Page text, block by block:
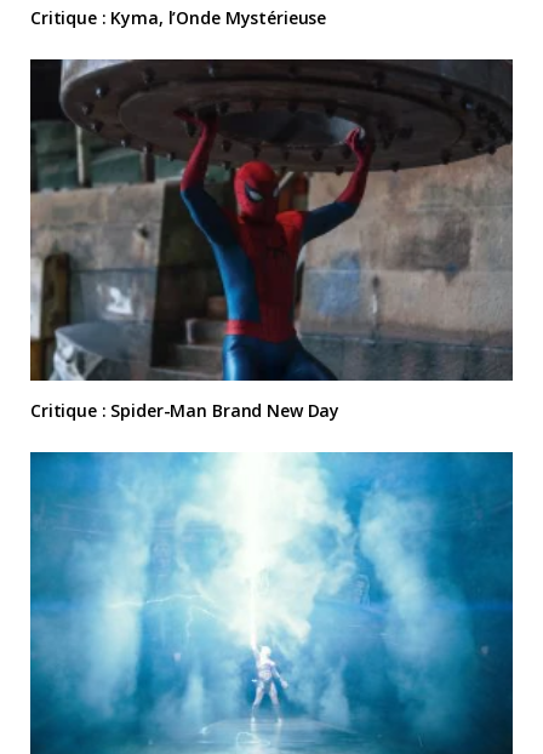
Critique : Kyma, l’Onde Mystérieuse
Critique : Spider-Man Brand New Day